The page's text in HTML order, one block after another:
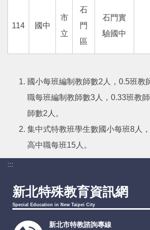
114 國中
市
立
石
門
區
石門實
驗國中
國小每班編制教師數2人，0.5班教
職每班編制教師數3人，0.33班教
師數2人。
集中式特教班學生數國小每班8人
高中職每班15人。
:::
新北特殊教育資訊網
Special Education in New Taipei City
新北市特教諮詢專線